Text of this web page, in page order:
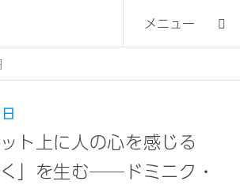
メニュー
ト上に人の心を感じる
く」を生む──ドミニク・